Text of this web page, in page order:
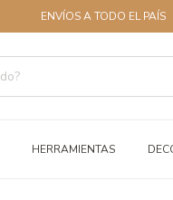
ENVÍOS A TODO EL PAÍS
HERRAMIENTAS